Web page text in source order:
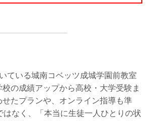
ている城南コベッツ成城学園前教室
の成績アップから高校・大学受験ま
たプランや、オンライン指導も準
なく、「本当に生徒一人ひとりの状